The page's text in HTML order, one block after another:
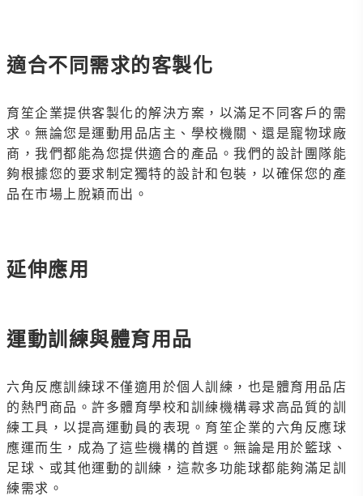
適合不同需求的客製化
育笙企業提供客製化的解決方案，以滿足不同客戶的需
求。無論您是運動用品店主、學校機關、還是寵物球廠
商，我們都能為您提供適合的產品。我們的設計團隊能
夠根據您的要求制定獨特的設計和包裝，以確保您的產
品在市場上脫穎而出。
延伸應用
運動訓練與體育用品
六角反應訓練球不僅適用於個人訓練，也是體育用品店
的熱門商品。許多體育學校和訓練機構尋求高品質的訓
練工具，以提高運動員的表現。育笙企業的六角反應球
應運而生，成為了這些機構的首選。無論是用於籃球、
足球、或其他運動的訓練，這款多功能球都能夠滿足訓
練需求。